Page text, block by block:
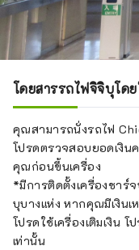
โดยสารรถไฟจิจิบุโด
คุณสามารถนั่งรถไฟ
โปรดตรวจสอบยอดเงิน
คุณก่อนขึ้นเครื่อง
*มีการติดตั้งเครื่องชาร์
บุบางแห่ง หากคุณมีเงินเ
โปรดใช้เครื่องเติมเงิน
เท่านั้น